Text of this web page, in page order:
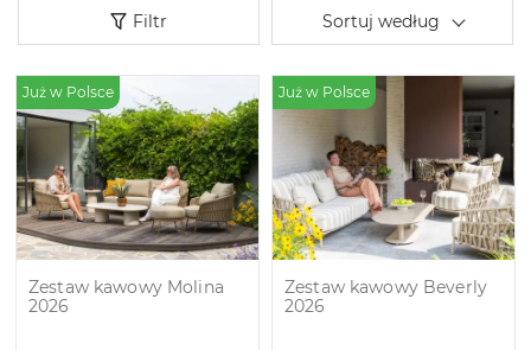
Filtr Sortuj według
Już w Polsce
Zestaw kawowy Molina
2026
Już w Polsce
Zestaw kawowy Beverly
2026